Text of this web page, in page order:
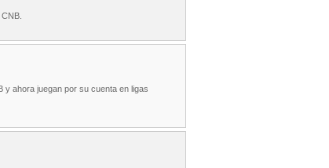
ahora juegan por su cuenta en ligas